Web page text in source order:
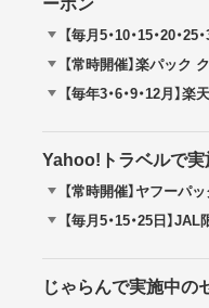
【毎月5・10・15・20・
【常時開催】楽パック
【毎年3・6・9・12月】
Yahoo!トラベルで実
【常時開催】ヤフーパ
【毎月5・15・25日】
じゃらんで実施中の